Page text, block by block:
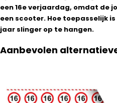
een 16e verjaardag, omdat de
een scooter. Hoe toepasselijk
jaar slinger op te hangen.
Aanbevolen